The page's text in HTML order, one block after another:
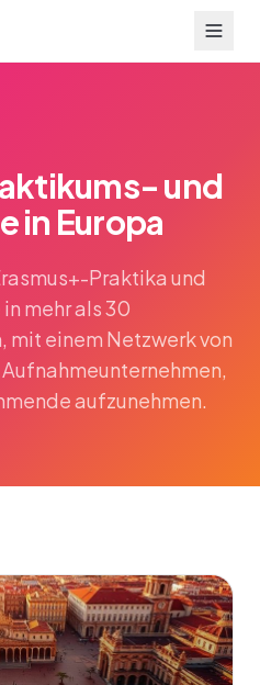
und
in Europa
Praktika und
mehr als 30
mit einem Netzwerk von
aufzunehmen.